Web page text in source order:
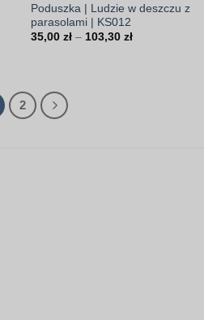
Poduszka | Ludzie w deszczu z
parasolami | KS012
35,00 zł – 103,30 złZakres
2